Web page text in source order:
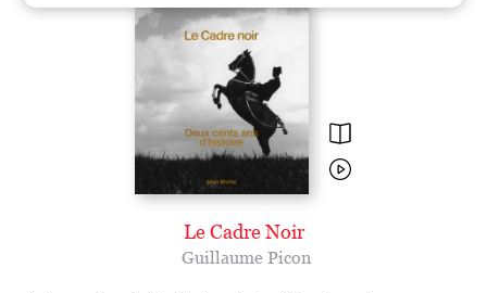
Le Cadre Noir
Guillaume Picon